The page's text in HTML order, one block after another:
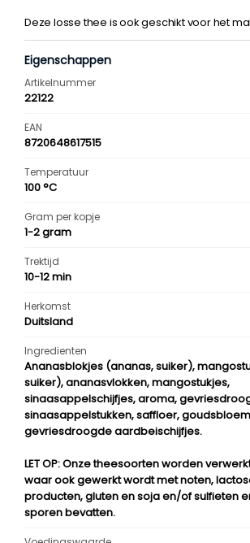
Deze losse thee is ook geschikt voor het
Eigenschappen
Artikelnummer
22122
EAN
8720648617515
Temperatuur
100 °C
Gram per kopje
1-2 gram
Trektijd
10-12 min
Herkomst
Duitsland
Ingredienten
Ananasblokjes (ananas, suiker),
suiker), ananasvlokken, mangostukjes,
sinaasappelschijfjes, aroma,
sinaasappelstukken, saffloer,
gevriesdroogde aardbeischijfjes.
LET OP: Onze theesoorten worden
waar ook gewerkt wordt met noten,
producten, gluten en soja en/of sulfieten
sporen bevatten.